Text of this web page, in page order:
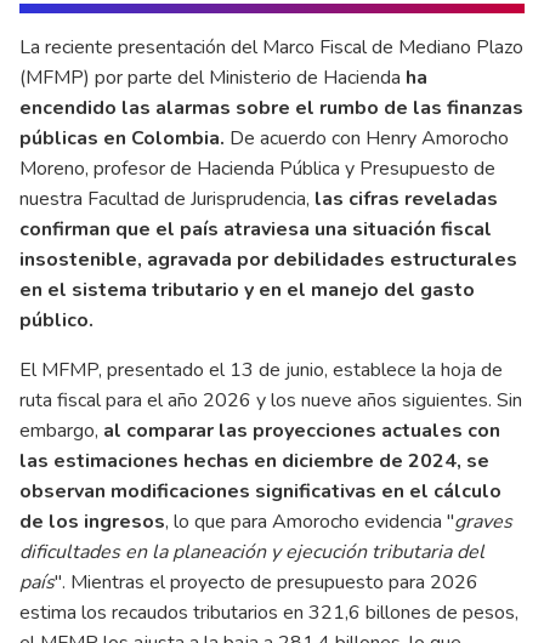
La reciente presentación del Marco Fiscal de Mediano Plazo
(MFMP) por parte del Ministerio de Hacienda ha
encendido las alarmas sobre el rumbo de las finanzas
públicas en Colombia. De acuerdo con Henry Amorocho
Moreno, profesor de Hacienda Pública y Presupuesto de
nuestra Facultad de Jurisprudencia, las cifras reveladas
confirman que el país atraviesa una situación fiscal
insostenible, agravada por debilidades estructurales
en el sistema tributario y en el manejo del gasto
público.
El MFMP, presentado el 13 de junio, establece la hoja de
ruta fiscal para el año 2026 y los nueve años siguientes. Sin
embargo, al comparar las proyecciones actuales con
las estimaciones hechas en diciembre de 2024, se
observan modificaciones significativas en el cálculo
de los ingresos, lo que para Amorocho evidencia "graves
dificultades en la planeación y ejecución tributaria del
país". Mientras el proyecto de presupuesto para 2026
estima los recaudos tributarios en 321,6 billones de pesos,